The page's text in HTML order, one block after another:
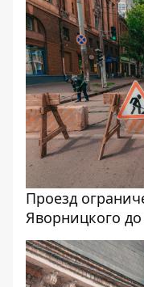
Проезд
Яворницкого